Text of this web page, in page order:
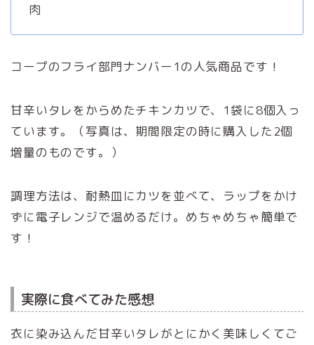
肉
コープのフライ部門ナンバー1の人気商品です！
甘辛いタレをからめたチキンカツで、1袋に8個入っ
ています。（写真は、期間限定の時に購入した2個
増量のものです。）
調理方法は、耐熱皿にカツを並べて、ラップをかけ
ずに電子レンジで温めるだけ。めちゃめちゃ簡単で
す！
実際に食べてみた感想
衣に染み込んだ甘辛いタレがとにかく美味しくてご